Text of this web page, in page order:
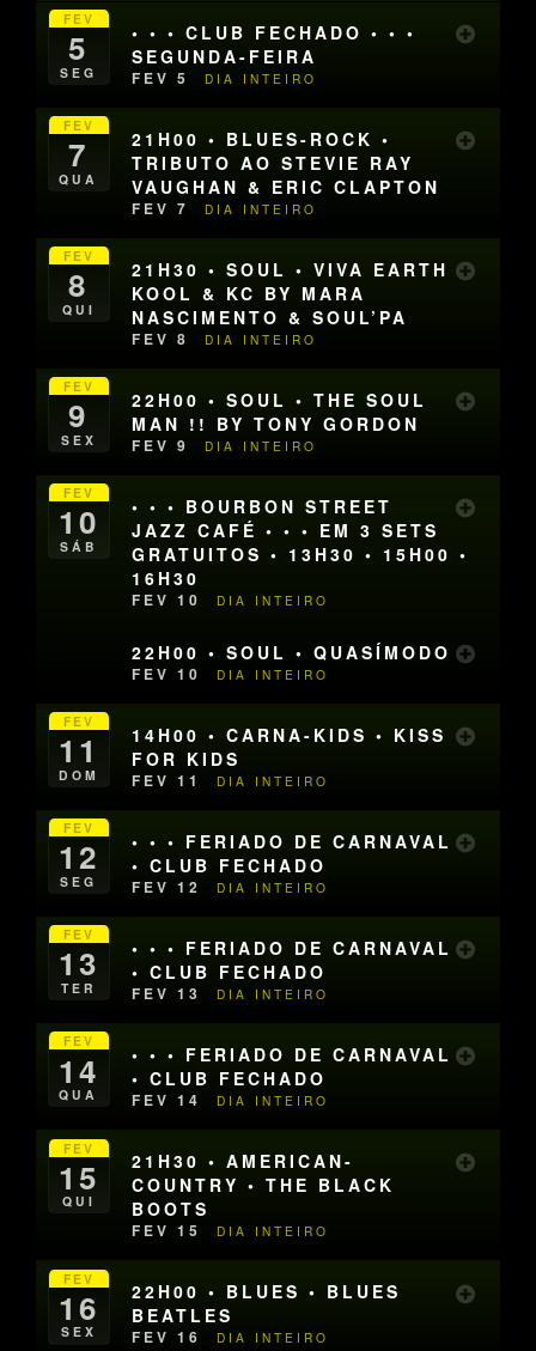
FEV
5
SEG
• • • CLUB FECHADO • • •
SEGUNDA-FEIRA
FEV 5 DIA INTEIRO
FEV
7
QUA
21H00 • BLUES-ROCK •
TRIBUTO AO STEVIE RAY
VAUGHAN & ERIC CLAPTON
FEV 7 DIA INTEIRO
FEV
8
QUI
21H30 • SOUL • VIVA EARTH
KOOL & KC BY MARA
NASCIMENTO & SOUL’PA
FEV 8 DIA INTEIRO
FEV
9
SEX
22H00 • SOUL • THE SOUL
MAN !! BY TONY GORDON
FEV 9 DIA INTEIRO
FEV
10
SÁB
• • • BOURBON STREET
JAZZ CAFÉ • • • EM 3 SETS
GRATUITOS • 13H30 • 15H00 •
16H30
FEV 10 DIA INTEIRO
22H00 • SOUL • QUASÍMODO
FEV 10 DIA INTEIRO
FEV
11
DOM
14H00 • CARNA-KIDS • KISS
FOR KIDS
FEV 11 DIA INTEIRO
FEV
12
SEG
• • • FERIADO DE CARNAVAL
• CLUB FECHADO
FEV 12 DIA INTEIRO
FEV
13
TER
• • • FERIADO DE CARNAVAL
• CLUB FECHADO
FEV 13 DIA INTEIRO
FEV
14
QUA
• • • FERIADO DE CARNAVAL
• CLUB FECHADO
FEV 14 DIA INTEIRO
FEV
15
QUI
21H30 • AMERICAN-
COUNTRY • THE BLACK
BOOTS
FEV 15 DIA INTEIRO
FEV
16
SEX
22H00 • BLUES • BLUES
BEATLES
FEV 16 DIA INTEIRO